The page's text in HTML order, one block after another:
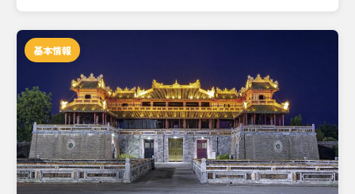
基本情報